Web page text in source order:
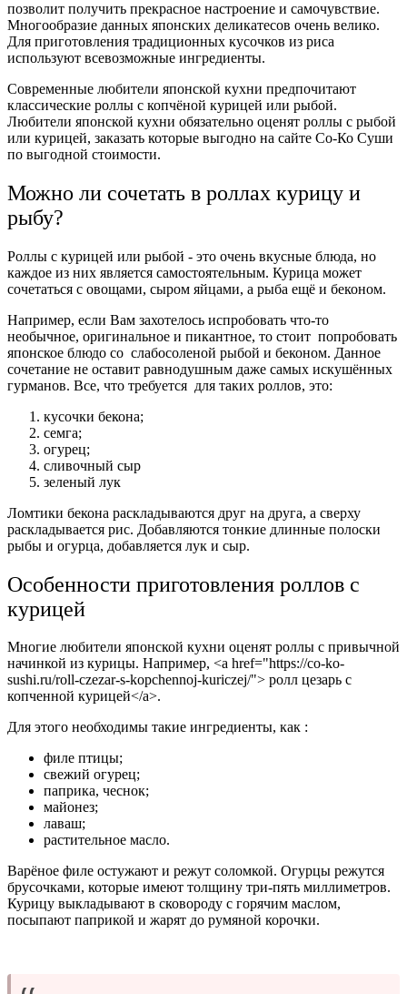
позволит получить прекрасное настроение и самочувствие.
Многообразие данных японских деликатесов очень велико.
Для приготовления традиционных кусочков из риса
используют всевозможные ингредиенты.
Современные любители японской кухни предпочитают
классические роллы с копчёной курицей или рыбой.
Любители японской кухни обязательно оценят роллы с рыбой
или курицей, заказать которые выгодно на сайте Со-Ко Суши
по выгодной стоимости.
Можно ли сочетать в роллах курицу и
рыбу?
Роллы с курицей или рыбой - это очень вкусные блюда, но
каждое из них является самостоятельным. Курица может
сочетаться с овощами, сыром яйцами, а рыба ещё и беконом.
Например, если Вам захотелось испробовать что-то
необычное, оригинальное и пикантное, то стоит попробовать
японское блюдо со слабосоленой рыбой и беконом. Данное
сочетание не оставит равнодушным даже самых искушённых
гурманов. Все, что требуется для таких роллов, это:
кусочки бекона;
семга;
огурец;
сливочный сыр
зеленый лук
Ломтики бекона раскладываются друг на друга, а сверху
раскладывается рис. Добавляются тонкие длинные полоски
рыбы и огурца, добавляется лук и сыр.
Особенности приготовления роллов с
курицей
Многие любители японской кухни оценят роллы с привычной
начинкой из курицы. Например, <a href="https://co-ko-
sushi.ru/roll-czezar-s-kopchennoj-kuriczej/"> ролл цезарь с
копченной курицей</a>.
Для этого необходимы такие ингредиенты, как :
филе птицы;
свежий огурец;
паприка, чеснок;
майонез;
лаваш;
растительное масло.
Варёное филе остужают и режут соломкой. Огурцы режутся
брусочками, которые имеют толщину три-пять миллиметров.
Курицу выкладывают в сковороду с горячим маслом,
посыпают паприкой и жарят до румяной корочки.